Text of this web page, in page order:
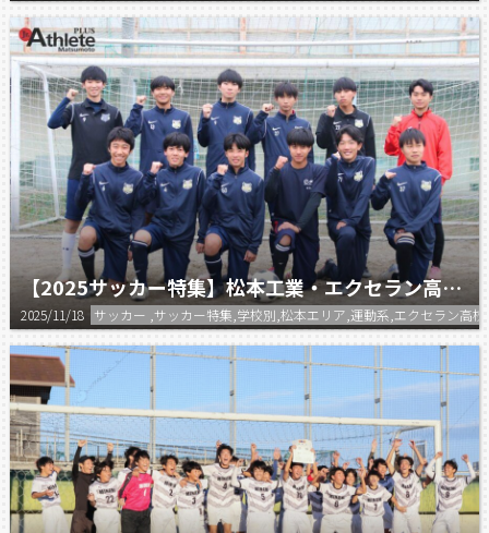
【2025サッカー特集】松本工業・エクセラン高等学校 サッカー部合同チーム
2025/11/18 サッカー ,サッカー特集,学校別,松本エリア,運動系,エクセラン高